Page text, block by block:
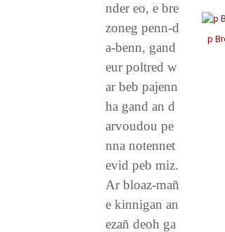
nder eo, e bre
zoneg penn-d
a-benn, gand
eur poltred w
ar beb pajenn
ha gand an d
arvoudou pe
nna notennet
evid peb miz.
Ar bloaz-mañ
e kinnigan an
ezañ deoh ga
p